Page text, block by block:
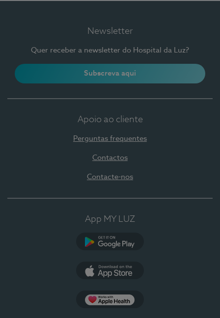
Newsletter
Quer receber a newsletter do Hospital da Luz?
Subscreva aqui
Apoio ao cliente
Perguntas frequentes
Contactos
Contacte-nos
App MY LUZ